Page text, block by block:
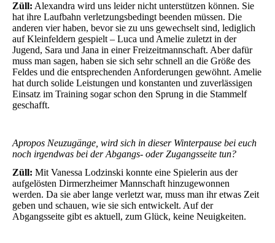
Züll: Alexandra wird uns leider nicht unterstützen können. Sie
hat ihre Laufbahn verletzungsbedingt beenden müssen. Die
anderen vier haben, bevor sie zu uns gewechselt sind, lediglich
auf Kleinfeldern gespielt – Luca und Amelie zuletzt in der
Jugend, Sara und Jana in einer Freizeitmannschaft. Aber dafür
muss man sagen, haben sie sich sehr schnell an die Größe des
Feldes und die entsprechenden Anforderungen gewöhnt. Amelie
hat durch solide Leistungen und konstanten und zuverlässigen
Einsatz im Training sogar schon den Sprung in die Stammelf
geschafft.
Apropos Neuzugänge, wird sich in dieser Winterpause bei euch
noch irgendwas bei der Abgangs- oder Zugangsseite tun?
Züll: Mit Vanessa Lodzinski konnte eine Spielerin aus der
aufgelösten Dirmerzheimer Mannschaft hinzugewonnen
werden. Da sie aber lange verletzt war, muss man ihr etwas Zeit
geben und schauen, wie sie sich entwickelt. Auf der
Abgangsseite gibt es aktuell, zum Glück, keine Neuigkeiten.